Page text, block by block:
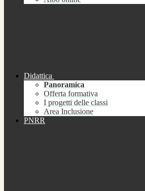
Didattica
Panoramica
Offerta formativa
I progetti delle classi
Area Inclusione
PNRR